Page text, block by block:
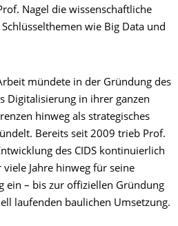
Nagel die wissenschaftliche
wie Big Data und
mündete in der Gründung des
Digitalisierung in ihrer ganzen
hinweg als strategisches
Bereits seit 2009 trieb Prof.
des CIDS kontinuierlich
Jahre hinweg für seine
ein – bis zur offiziellen Gründung
laufenden baulichen Umsetzung.